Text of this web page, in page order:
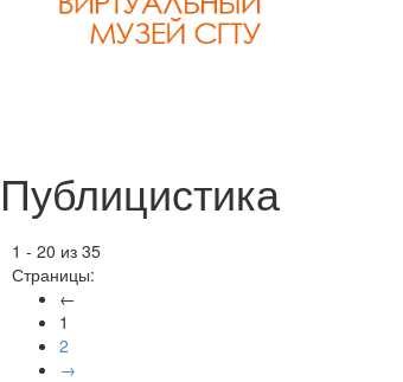
Публицистика
1 - 20 из 35
Страницы:
←
1
2
→